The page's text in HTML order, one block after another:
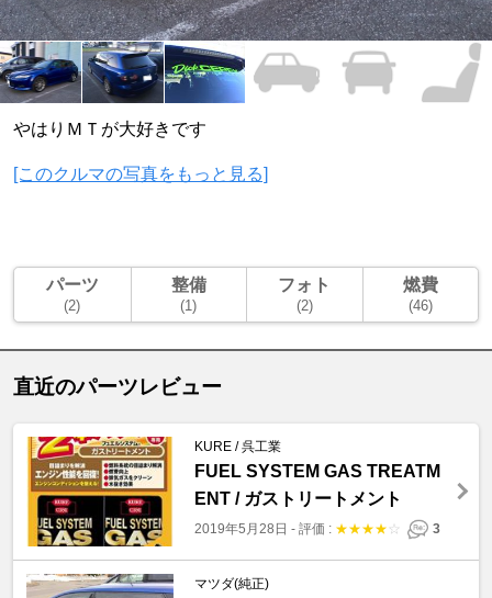
やはりＭＴが大好きです
[このクルマの写真をもっと見る]
パーツ
(2)
整備
(1)
フォト
(2)
燃費
(46)
直近のパーツレビュー
KURE / 呉工業
FUEL SYSTEM GAS TREATM
ENT / ガストリートメント
2019年5月28日 - 評価 : ★★★★ ☆ 3
マツダ(純正)